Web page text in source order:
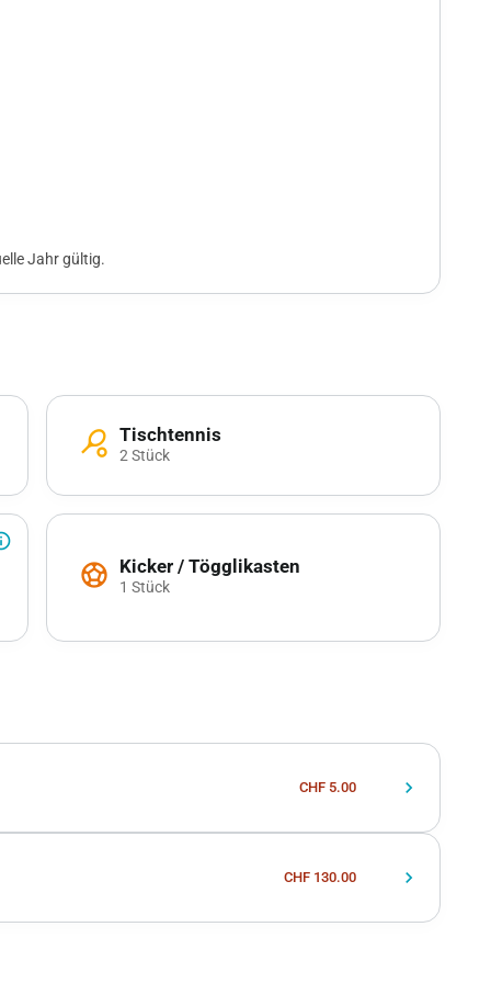
Jahr gültig.
sports_tennis Tischtennis
2 Stück
sports_soccer Kicker / Tögglikasten
1 Stück
chevron_right
CHF 5.00
chevron_right
CHF 130.00